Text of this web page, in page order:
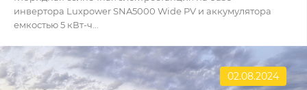
инвертора Luxpower SNA5000 Wide PV и аккумулятора
емкостью 5 кВт-ч...
02.08.2024